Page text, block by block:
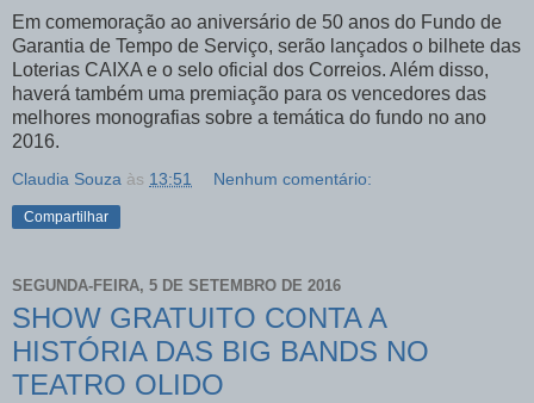
Em comemoração ao aniversário de 50 anos do Fundo de
Garantia de Tempo de Serviço, serão lançados o bilhete das
Loterias CAIXA e o selo oficial dos Correios. Além disso,
haverá também uma premiação para os vencedores das
melhores monografias sobre a temática do fundo no ano
2016.
Claudia Souza às 13:51 Nenhum comentário:
Compartilhar
SEGUNDA-FEIRA, 5 DE SETEMBRO DE 2016
SHOW GRATUITO CONTA A
HISTÓRIA DAS BIG BANDS NO
TEATRO OLIDO